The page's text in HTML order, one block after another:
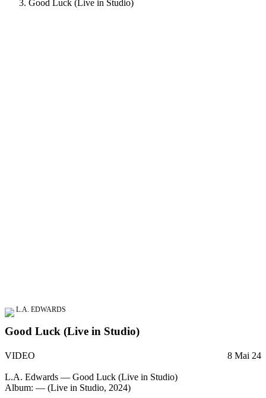
Good Luck (Live in Studio)
L.A. EDWARDS
Good Luck (Live in Studio)
VIDEO 8 Mai 24
L.A. Edwards — Good Luck (Live in Studio)
Album: — (Live in Studio, 2024)